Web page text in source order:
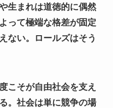
生まれは道徳的に偶然
って極端な格差が固定
ない。ロールズはそう
こそが自由社会を支え
。社会は単に競争の場